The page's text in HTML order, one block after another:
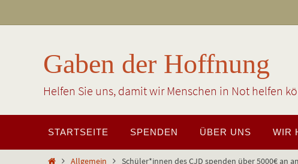
Inhalt
Gaben der Hoffnung
Helfen Sie uns, damit wir Menschen in Not helfen
springen
STARTSEITE SPENDEN ÜBER UNS WIR
StartAllgemein Schüler*innen des CJD spenden über 5000€ an